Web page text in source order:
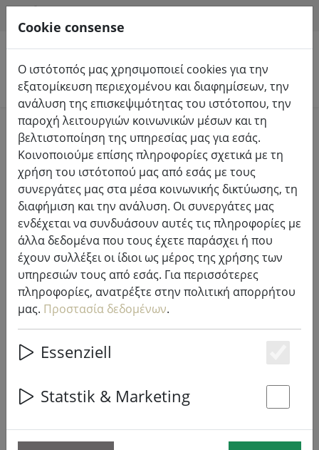
Αναζήτηση προϊόντων
Home Φώτα & φωτισμός Φώτα νεράιδα
Lumineo Durawise Fairy lights
Basic 96 LED ζεστό λευκό
εξωτερικό 7,1 m μπαταρία-
λειτουργεί διαφανές
Cookie consense
Ο ιστότοπός μας χρησιμοποιεί cookies για την
εξατομίκευση περιεχομένου και διαφημίσεων, την
ανάλυση της επισκεψιμότητας του ιστότοπου, την
παροχή λειτουργιών κοινωνικών μέσων και τη
βελτιστοποίηση της υπηρεσίας μας για εσάς.
Κοινοποιούμε επίσης πληροφορίες σχετικά με τη
χρήση του ιστότοπού μας από εσάς με τους
συνεργάτες μας στα μέσα κοινωνικής δικτύωσης, τη
διαφήμιση και την ανάλυση. Οι συνεργάτες μας
ενδέχεται να συνδυάσουν αυτές τις πληροφορίες με
άλλα δεδομένα που τους έχετε παράσχει ή που
έχουν συλλέξει οι ίδιοι ως μέρος της χρήσης των
υπηρεσιών τους από εσάς. Για περισσότερες
πληροφορίες, ανατρέξτε στην πολιτική απορρήτου
μας. Προστασία δεδομένων.
Essenziell
Statstik & Marketing